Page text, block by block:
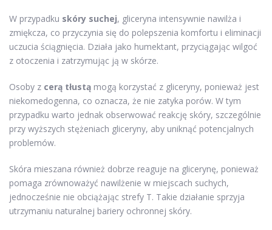
W przypadku skóry suchej, gliceryna intensywnie nawilża i
zmiękcza, co przyczynia się do polepszenia komfortu i eliminacji
uczucia ściągnięcia. Działa jako humektant, przyciągając wilgoć
z otoczenia i zatrzymując ją w skórze.
Osoby z cerą tłustą mogą korzystać z gliceryny, ponieważ jest
niekomedogenna, co oznacza, że nie zatyka porów. W tym
przypadku warto jednak obserwować reakcję skóry, szczególnie
przy wyższych stężeniach gliceryny, aby uniknąć potencjalnych
problemów.
Skóra mieszana również dobrze reaguje na glicerynę, ponieważ
pomaga zrównoważyć nawilżenie w miejscach suchych,
jednocześnie nie obciążając strefy T. Takie działanie sprzyja
utrzymaniu naturalnej bariery ochronnej skóry.